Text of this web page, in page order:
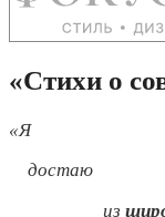
«Стихи о
«Я
достаю
из